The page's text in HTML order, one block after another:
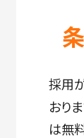
採用
おり
は無